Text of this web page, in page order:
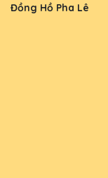
Đồng Hồ Pha Lê